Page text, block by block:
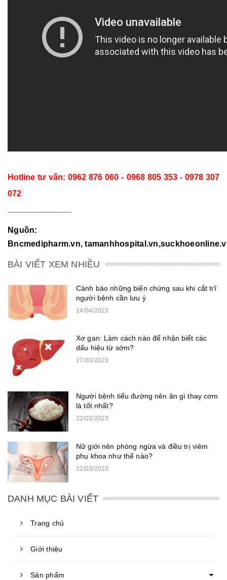
Hotline tư vấn: 0962 876 060 - 0968 805 353 - 0978 307
072
Nguồn:
Bncmedipharm.vn,
BÀI VIẾT XEM NHIỀU
Cảnh báo những biến chứng sau khi cắt trĩ
người bệnh cần lưu ý
14/04/2023
Xơ gan: Làm cách nào để nhận biết các
dấu hiệu từ sớm?
27/03/2023
Người bệnh tiểu đường nên ăn gì thay cơm
là tốt nhất?
22/03/2023
Nữ giới nên phòng ngừa và điều trị viêm
phụ khoa như thế nào?
22/03/2023
DANH MỤC BÀI VIẾT
Trang chủ
Giới thiệu
Sản phẩm